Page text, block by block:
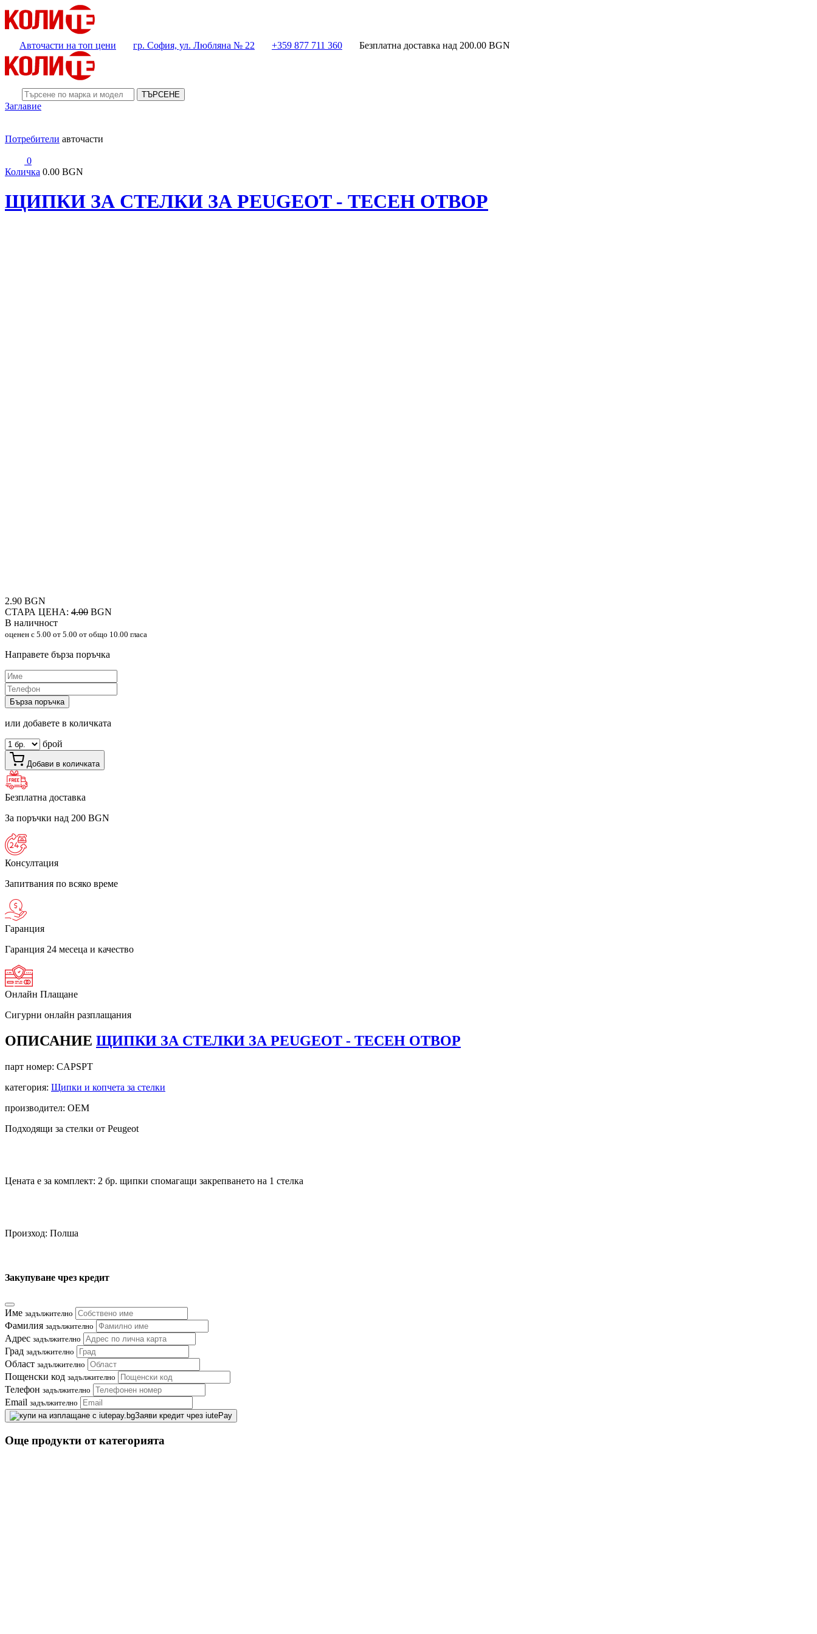
Авточасти на топ цени гр. София, ул. Любляна № 22 +359 877 711 360 Безплатна доставка над 200.00 BGN
ТЪРСЕНЕ
Заглавие
Потребители авточасти
0
Количка 0.00 BGN
ЩИПКИ ЗА СТЕЛКИ ЗА PEUGEOT - ТЕСЕН ОТВОР
2.90 BGN
СТАРА ЦЕНА: 4.00 BGN
В наличност
оценен с 5.00 от 5.00 от общо 10.00 гласа
Направете бърза поръчка
Бърза поръчка
или добавете в количката
брой
Добави в количката
Безплатна доставка
За поръчки над 200 BGN
Консултация
Запитвания по всяко време
Гаранция
Гаранция 24 месеца и качество
Онлайн Плащане
Сигурни онлайн разплащания
ОПИСАНИЕ ЩИПКИ ЗА СТЕЛКИ ЗА PEUGEOT - ТЕСЕН ОТВОР
парт номер: CAPSPT
категория: Щипки и копчета за стелки
производител: OEM
Подходящи за стелки от Peugeot
Цената е за комплект: 2 бр. щипки спомагащи закрепването на 1 стелка
Произход: Полша
Закупуване чрез кредит
Име задължително
Фамилия задължително
Адрес задължително
Град задължително
Област задължително
Пощенски код задължително
Телефон задължително
Email задължително
Заяви кредит чрез iutePay
Още продукти от категорията